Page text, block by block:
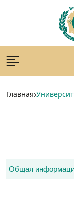
Главная
Общая